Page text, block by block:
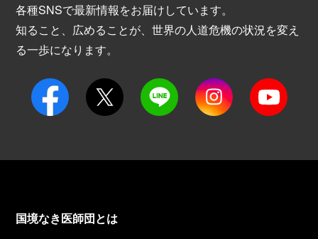
各種SNSで最新情報をお届けしています。
知ること、広めることが、世界の人道危機の状況を変え
る一歩になります。
国境なき医師団とは